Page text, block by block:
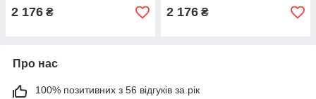
2 176 ₴ 2 176 ₴
Про нас
100% позитивних з 56 відгуків за рік